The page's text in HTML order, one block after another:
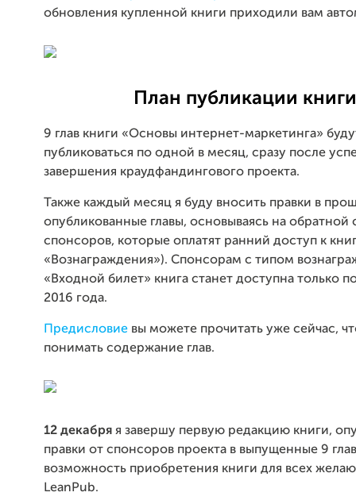
обновления купленной книги приходили вам
План публикации
9 глав книги «Основы интернет-маркетинга»
публиковаться по одной в месяц, сразу после
завершения краудфандингового проекта.
Также каждый месяц я буду вносить правки в
опубликованные главы, основываясь на обратной
спонсоров, которые оплатят ранний доступ к
«Вознаграждения»). Спонсорам с типом
«Входной билет» книга станет доступна только
2016 года.
Предисловие вы можете прочитать уже сейчас,
понимать содержание глав.
12 декабря я завершу первую редакцию книги,
правки от спонсоров проекта в выпущенные 9
возможность приобретения книги для всех
LeanPub.